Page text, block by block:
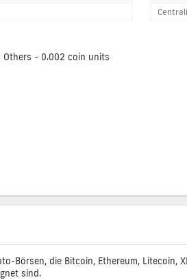
Others - 0.002 coin units
Börsen, die Bitcoin, Ethereum,
sind.